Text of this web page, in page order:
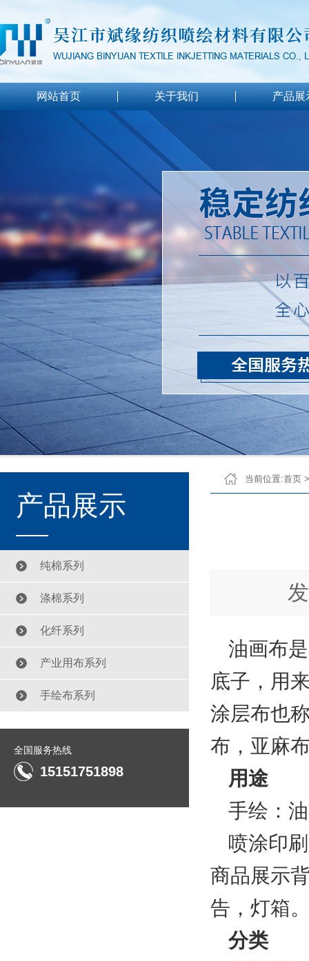
网站首页 关于我们 产品展
产品展示
纯棉系列
涤棉系列
化纤系列
产业用布系列
手绘布系列
全国服务热线
15151751898
当前位置:首页
油画布
底子，用
涂层布也
布，亚麻
用途
手绘：
喷涂印
商品展示
告，灯箱
分类